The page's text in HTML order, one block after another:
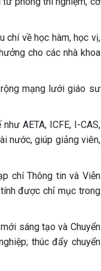
chí về học hàm, học vị,
cho các nhà khoa
mạng lưới giáo sư
AETA, ICFE, I-CAS,
nước, giúp giảng viên,
chí Thông tin và Viễn
được chỉ mục trong
sáng tạo và Chuyển
thúc đẩy chuyển